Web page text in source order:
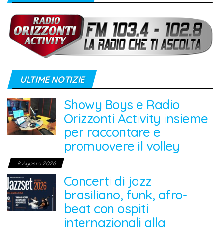
ULTIME NOTIZIE
Showy Boys e Radio
Orizzonti Activity insieme
per raccontare e
promuovere il volley
9 Agosto 2026
Concerti di jazz
brasiliano, funk, afro-
beat con ospiti
internazionali alla